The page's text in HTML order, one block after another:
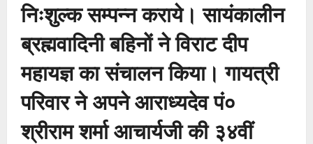
निःशुल्क सम्पन्न कराये। सायंकालीन
ब्रह्मवादिनी बहिनों ने विराट दीप
महायज्ञ का संचालन किया। गायत्री
परिवार ने अपने आराध्यदेव पं०
श्रीराम शर्मा आचार्यजी की ३४वीं